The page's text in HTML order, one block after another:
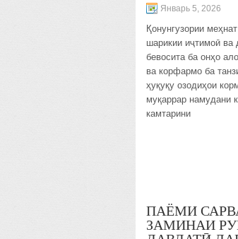
Январь 5, 2026
Қонунгузории
шарикии иҷтимоӣ ва
бевосита ба онҳо
ва корфармо ба
ҳуқуқу озодиҳои
муқаррар намудани
камтарини
ПАЁМИ
ЗАМИНАИ